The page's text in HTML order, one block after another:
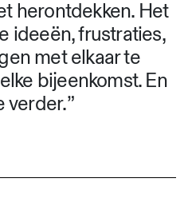
herontdekken. Het
ideeën, frustraties,
met elkaar te
bijeenkomst. En
”